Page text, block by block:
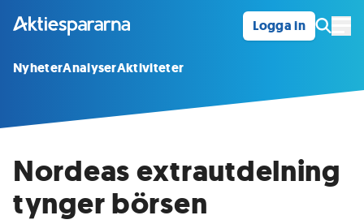
Logga in
NyheterAnalyserAktiviteter
Nordeas extrautdelning
tynger börsen